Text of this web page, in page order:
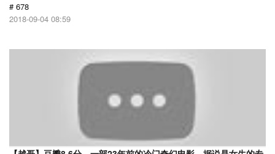
# 678
2018-09-04 08:59